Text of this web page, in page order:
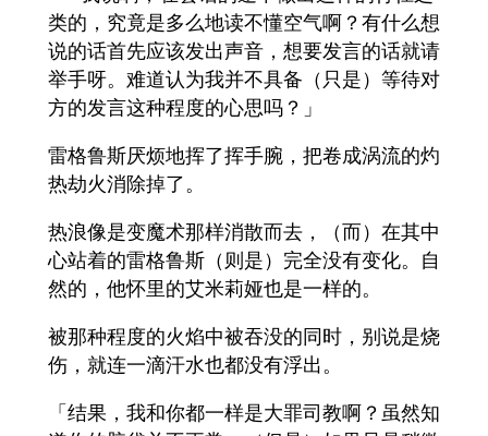
类的，究竟是多么地读不懂空气啊？有什么想
说的话首先应该发出声音，想要发言的话就请
举手呀。难道认为我并不具备（只是）等待对
方的发言这种程度的心思吗？」
雷格鲁斯厌烦地挥了挥手腕，把卷成涡流的灼
热劫火消除掉了。
热浪像是变魔术那样消散而去，（而）在其中
心站着的雷格鲁斯（则是）完全没有变化。自
然的，他怀里的艾米莉娅也是一样的。
被那种程度的火焰中被吞没的同时，别说是烧
伤，就连一滴汗水也都没有浮出。
「结果，我和你都一样是大罪司教啊？虽然知